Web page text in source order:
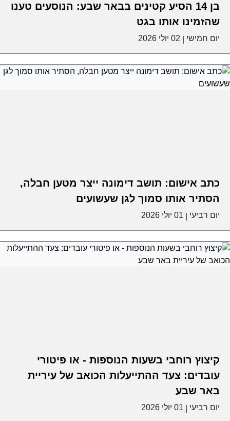
בן 14 הסיע קטינים בבאר שבע: הנוסעים טענו
שהזמינו אותו בגט
יום חמישי 02 יולי 2026
כתב אישום: תושב דימונה ייצר מטען חבלה,
הסתיר אותו סמוך לגן שעשועים
יום רביעי 01 יולי 2026
קיצוץ רוחבי בשעות הנוספות - או פיטורי
עובדים: צעד ההתייעלות הכואב של עיריית
באר שבע
יום רביעי 01 יולי 2026